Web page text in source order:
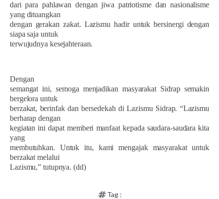
dari para pahlawan dengan jiwa patriotisme dan nasionalisme
yang dituangkan
dengan gerakan zakat. Lazismu hadir untuk bersinergi dengan
siapa saja untuk
terwujudnya kesejahteraan.
Dengan
semangat ini, semoga menjadikan masyarakat Sidrap semakin
bergelora untuk
berzakat, berinfak dan bersedekah di Lazismu Sidrap. “Lazismu
berharap dengan
kegiatan ini dapat memberi manfaat kepada saudara-saudara kita
yang
membutuhkan. Untuk itu, kami mengajak masyarakat untuk
berzakat melalui
Lazismu,” tutupnya. (dd)
Tag :